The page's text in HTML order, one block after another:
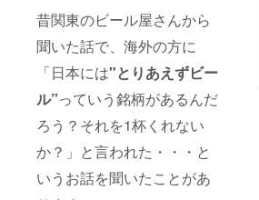
昔関東のビール屋さんから
聞いた話で、海外の方に
「日本には"とりあえずビー
ル”っていう銘柄があるんだ
ろう？それを1杯くれない
か？」と言われた・・・と
いうお話を聞いたことがあ